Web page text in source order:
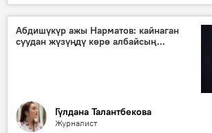
Жаңылыктар
Бишкек
милиция
күбө
Абдишүкүр ажы Нарматов: кайнаган
суудан жүзүңдү көрө албайсың...
Гүлдана Талантбекова
Журналист